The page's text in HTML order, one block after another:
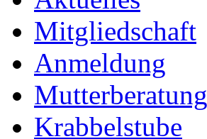
Mitgliedschaft
Anmeldung
Mutterberatung
Krabbelstube